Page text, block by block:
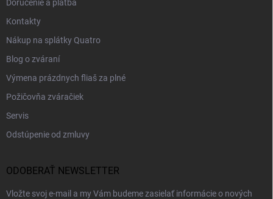
Doručenie a platba
Kontakty
Nákup na splátky Quatro
Blog o zváraní
Výmena prázdnych fliaš za plné
Požičovňa zváračiek
Servis
Odstúpenie od zmluvy
ODOBERAŤ NEWSLETTER
Vložte svoj e-mail a my Vám budeme zasielať informácie o nových